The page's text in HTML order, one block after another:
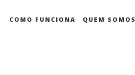
COMO FUNCIONA QUEM SOMOS